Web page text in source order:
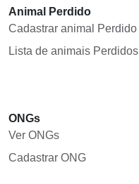
Animal Perdido
Cadastrar animal Perdido
Lista de animais Perdidos
ONGs
Ver ONGs
Cadastrar ONG